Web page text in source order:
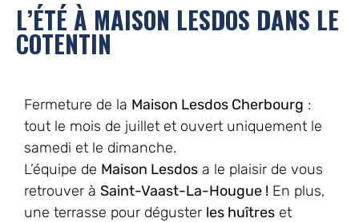
L’ÉTÉ À MAISON LESDOS DANS LE
COTENTIN
Fermeture de la Maison Lesdos Cherbourg :
tout le mois de juillet et ouvert uniquement le
samedi et le dimanche.
L’équipe de Maison Lesdos a le plaisir de vous
retrouver à Saint-Vaast-La-Hougue ! En plus,
une terrasse pour déguster les huîtres et